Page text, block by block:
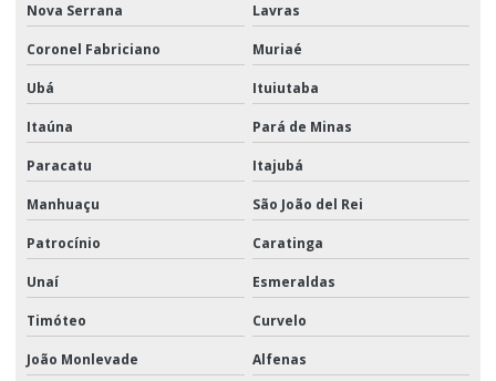
Nova Serrana Lavras
Coronel Fabriciano Muriaé
Ubá Ituiutaba
Itaúna Pará de Minas
Paracatu Itajubá
Manhuaçu São João del Rei
Patrocínio Caratinga
Unaí Esmeraldas
Timóteo Curvelo
João Monlevade Alfenas